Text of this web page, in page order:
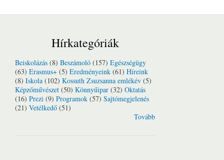
Hírkategóriák
Beiskolázás (8) Beszámoló (157) Egészségügy
(63) Erasmus+ (5) Eredményeink (61) Híreink
(8) Iskola (102) Kossuth Zsuzsanna emlékév (5)
Képzőművészet (50) Könnyűipar (32) Oktatás
(16) Prezi (9) Programok (57) Sajtómegjelenés
(21) Vetélkedő (51)
Tovább